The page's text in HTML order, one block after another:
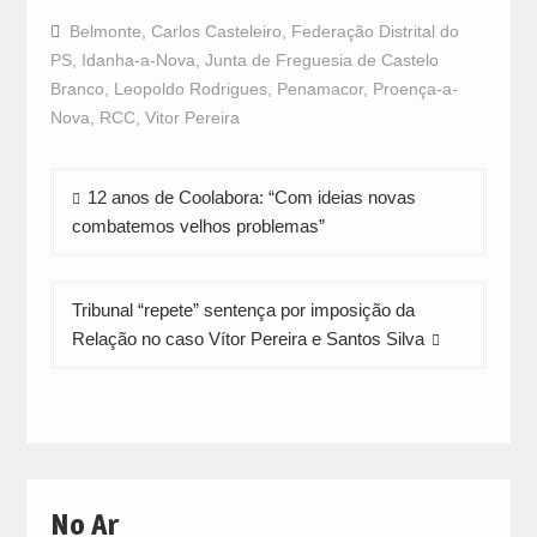
Facebook
(Opens
in
new
window)
WhatsApp
(Opens
in
new
window)
Twitter
(Opens
in
new
window)
Belmonte Carlos Casteleiro
Federação Distrital do
PS, Idanha-a-Nova Junta de Freguesia de Castelo
Branco
Leopoldo Rodrigues, Penamacor, Proença-a-
Nova
RCC, Vitor Pereira
Navegação
de
12 anos de Coolabora: “Com ideias novas
combatemos velhos problemas”
Tribunal “repete” sentença por imposição da
Relação no caso Vítor Pereira e Santos Silva
No Ar